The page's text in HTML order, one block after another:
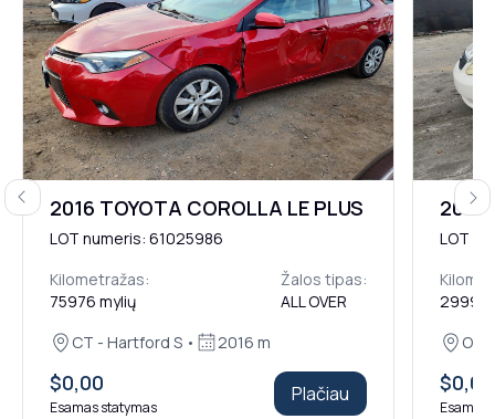
Previous2016 TOYOTA COROLLA LE PLUS
LOT numeris: 61025986
Kilometražas:
75976 mylių
Žalos tipas:
ALL OVER
CT - Hartford S •
2016 m
$0,00
Esamas statymas
Plačiau
2007
LOT
$0,00
Esamas
Next